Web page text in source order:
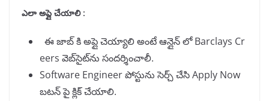
ఎలా అప్లై చేయాలి :
ఈ జాబ్ కి అప్లై చెయ్యాలి అంటే ఆన్లైన్ లో Barclays Cr
eers వెబ్‌సైట్‌ను సందర్శించాలీ.
Software Engineer పోస్టును సెర్చ్ చేసి Apply Now
బటన్ పై క్లిక్ చేయాలి.